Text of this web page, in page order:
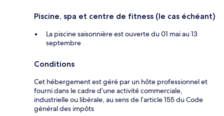
Piscine, spa et centre de fitness (le cas échéant)
La piscine saisonnière est ouverte du 01 mai au 13
septembre
Conditions
Cet hébergement est géré par un hôte professionnel et
fourni dans le cadre d’une activité commerciale,
industrielle ou libérale, au sens de l’article 155 du Code
général des impôts